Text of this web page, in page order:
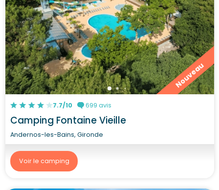
Nouveau
7.7/10 699 avis
Camping Fontaine Vieille
Andernos-les-Bains, Gironde
Voir le camping